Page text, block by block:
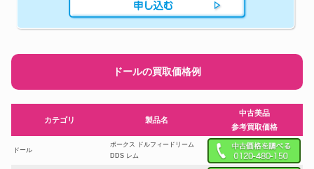
ドールの買取価格例
カテゴリ 製品名
中古美品
参考買取価格
ドール
ボークス ドルフィードリーム
DDS レム